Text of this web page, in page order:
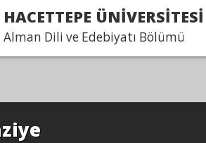
HACETTEPE ÜNİVERSİTESİ
Alman Dili ve Edebiyatı Bölümü